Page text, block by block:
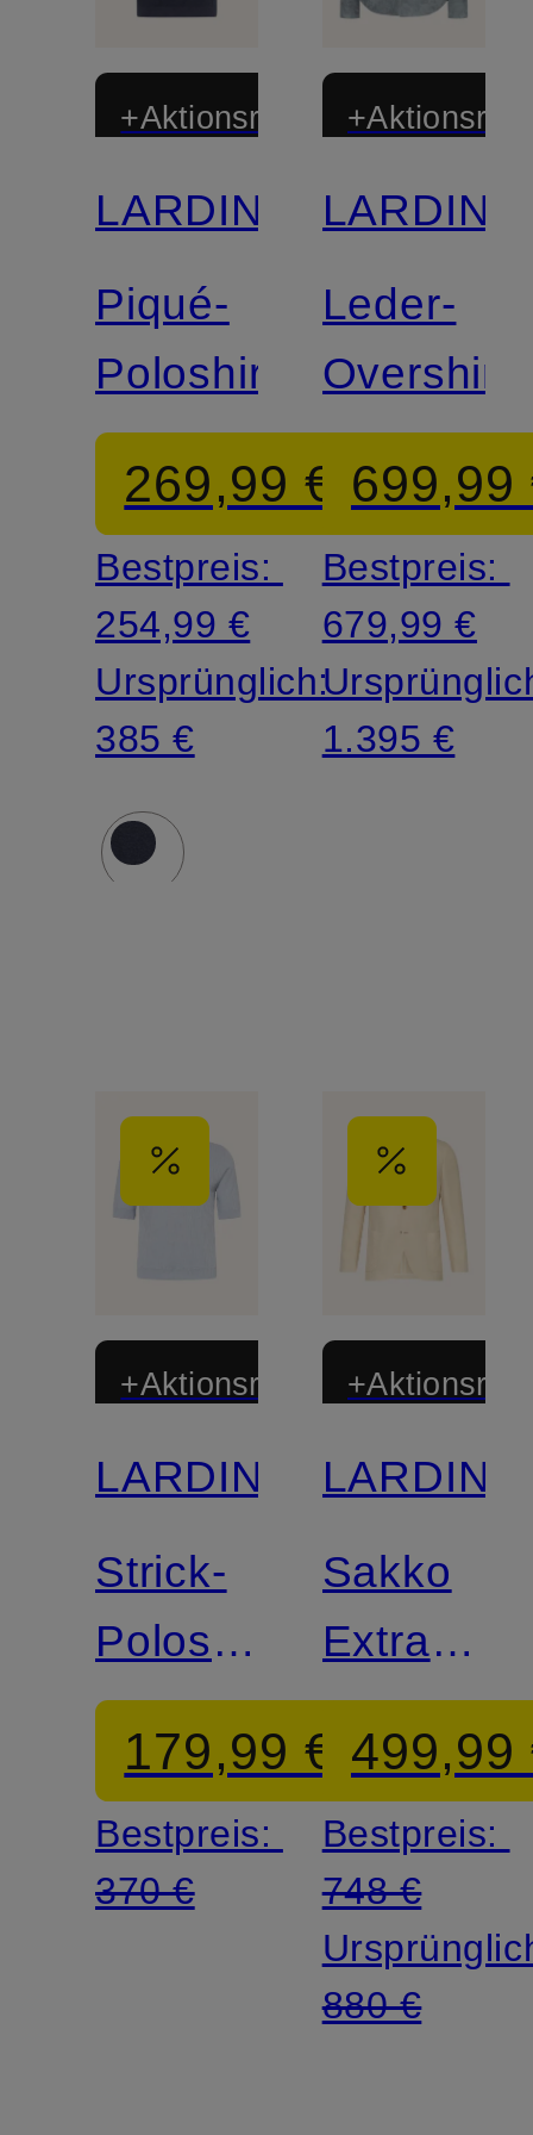
+Aktionsrabatt
LARDINI
Piqué-
Poloshirt
269,99 €
Bestpreis:
254,99 €
Ursprünglich:
385 €
LARDINI
Leder-
Overshirt
699,99
Bestpreis:
679,99 €
1.395 €
+Aktionsrabatt
LARDINI
Strick-
Poloshirt
aus
Leinen
179,99 €
Bestpreis:
370 €
LARDINI
Sakko
Extra
Slim Fit
499,99
Bestpreis:
748 €
880 €